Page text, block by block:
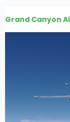
Grand Canyon